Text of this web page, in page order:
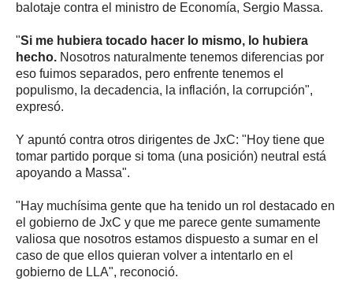
balotaje contra el ministro de Economía, Sergio Massa.
"Si me hubiera tocado hacer lo mismo, lo hubiera
hecho. Nosotros naturalmente tenemos diferencias por
eso fuimos separados, pero enfrente tenemos el
populismo, la decadencia, la inflación, la corrupción",
expresó.
Y apuntó contra otros dirigentes de JxC: "Hoy tiene que
tomar partido porque si toma (una posición) neutral está
apoyando a Massa".
"Hay muchísima gente que ha tenido un rol destacado en
el gobierno de JxC y que me parece gente sumamente
valiosa que nosotros estamos dispuesto a sumar en el
caso de que ellos quieran volver a intentarlo en el
gobierno de LLA", reconoció.